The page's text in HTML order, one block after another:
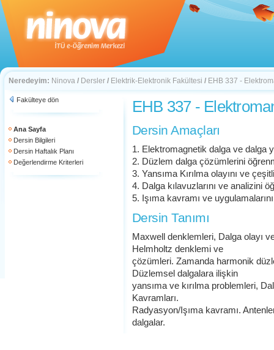
Neredeyim: Ninova / Dersler / Elektrik-Elektronik Fakültesi / EHB 337 -
Fakülteye dön
Ana Sayfa
Dersin Bilgileri
Dersin Haftalık Planı
Değerlendirme Kriterleri
EHB 337 -
Dersin Amaçları
1. Elektromagnetik dalga ve dalga
2. Düzlem dalga çözümlerini
3. Yansıma Kırılma olayını ve
4. Dalga kılavuzlarını ve analizini
5. Işıma kavramı ve
Dersin Tanımı
Maxwell denklemleri, Dalga olayı
Helmholtz denklemi ve
çözümleri. Zamanda harmonik
Düzlemsel dalgalara ilişkin
yansıma ve kırılma problemleri,
Kavramları.
Radyasyon/Işıma kavramı.
dalgalar.